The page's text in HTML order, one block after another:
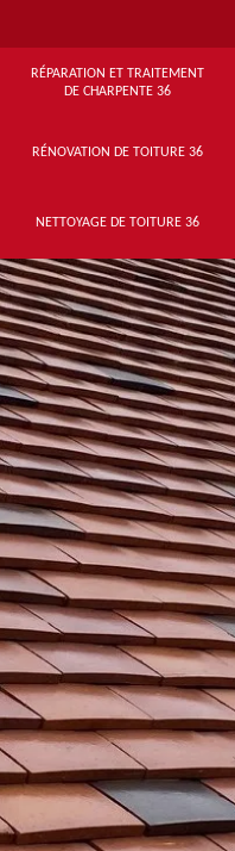
RÉPARATION ET TRAITEMENT
DE CHARPENTE 36
RÉNOVATION DE TOITURE 36
NETTOYAGE DE TOITURE 36